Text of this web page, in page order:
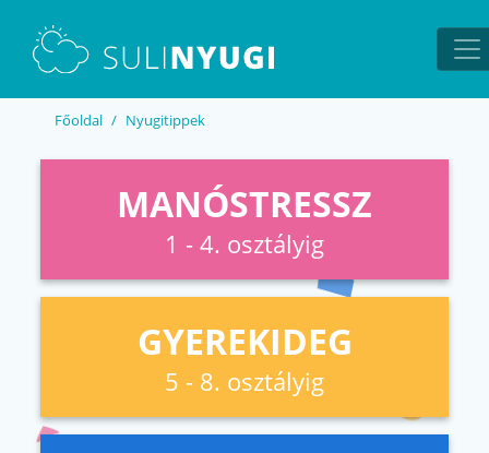
Főoldal Nyugitippek
MANÓSTRESSZ
1 - 4. osztályig
GYEREKIDEG
5 - 8. osztályig